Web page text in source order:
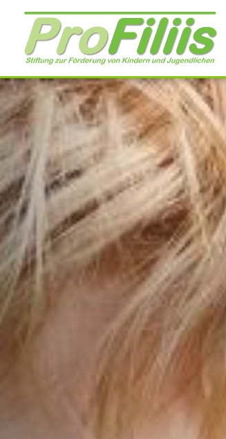
Direkt
Inhalt